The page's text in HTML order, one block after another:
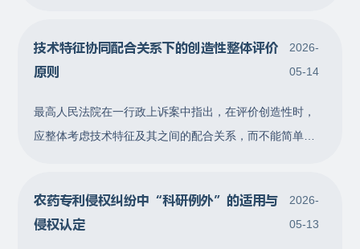
人员一般难以产生以最接近的现有技术为起点进而完成发
明创造的改进动机。 甲公司系涉案实用新型专利的专利权
人。涉案专利权利要求 3 要求保护一种
技术特征协同配合关系下的创造性整体评价
原则
2026-
05-14
最高人民法院在一行政上诉案中指出，在评价创造性时，
应整体考虑技术特征及其之间的配合关系，而不能简单地
定，案情简述如下： 甲公司系一项关于止血夹的发明专利
（以下简称本专利）的专利权人。乙公司请求国家知识产
农药专利侵权纠纷中“科研例外”的适用与
侵权认定
2026-
05-13